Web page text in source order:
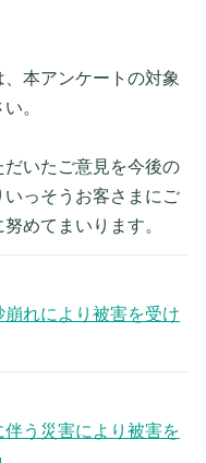
本アンケートの対象
。
いたご意見を今後の
っそうお客さまにご
めてまいります。
れにより被害を受け
う災害により被害を